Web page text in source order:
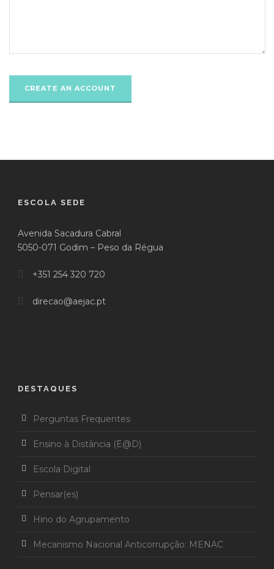
ESCOLA SEDE
Avenida Sacadura Cabral
5050-071 Godim – Peso da Régua
+351 254 320 720
direcao@aejac.pt
DESTAQUES
Perguntas Frequentes
Ensino à Distância (E@D)
Escola Digital
Pensar(es)
Hino do Agrupamento
Mecanismo Nacional Anticorrupção: MENAC